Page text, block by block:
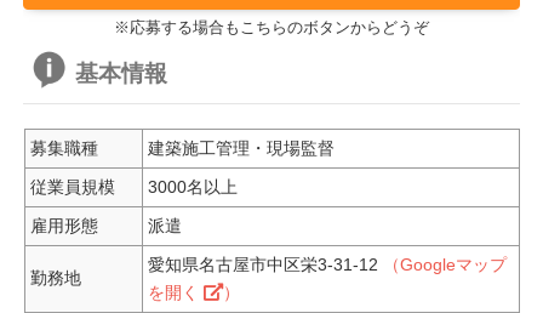
※応募する場合もこちらのボタンからどうぞ
基本情報
募集職種
建築施工管理・現場監督
従業員規模
3000名以上
雇用形態
派遣
勤務地
愛知県名古屋市中区栄3-31-12
（Googleマップ
を開く
）